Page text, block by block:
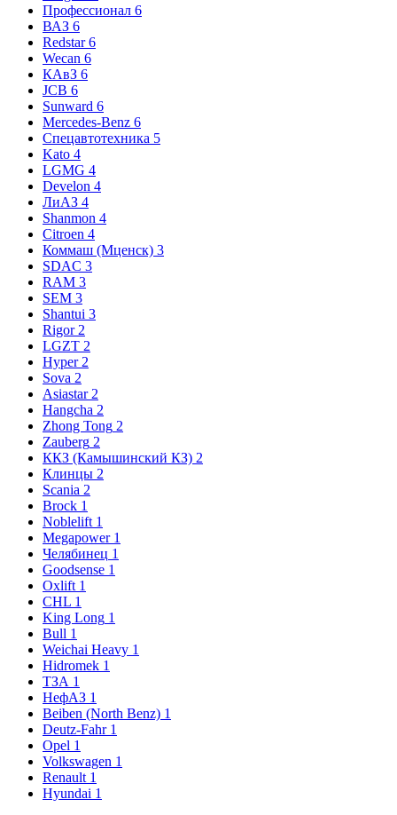
Профессионал 6
ВАЗ 6
Redstar 6
Wecan 6
КАвЗ 6
JCB 6
Sunward 6
Mercedes-Benz 6
Спецавтотехника 5
Kato 4
LGMG 4
Develon 4
ЛиАЗ 4
Shanmon 4
Citroen 4
Коммаш (Мценск) 3
SDAC 3
RAM 3
SEM 3
Shantui 3
Rigor 2
LGZT 2
Hyper 2
Sova 2
Asiastar 2
Hangcha 2
Zhong Tong 2
Zauberg 2
ККЗ (Камышинский КЗ) 2
Клинцы 2
Scania 2
Brock 1
Noblelift 1
Megapower 1
Челябинец 1
Goodsense 1
Oxlift 1
CHL 1
King Long 1
Bull 1
Weichai Heavy 1
Hidromek 1
ТЗА 1
НефАЗ 1
Beiben (North Benz) 1
Deutz-Fahr 1
Opel 1
Volkswagen 1
Renault 1
Hyundai 1